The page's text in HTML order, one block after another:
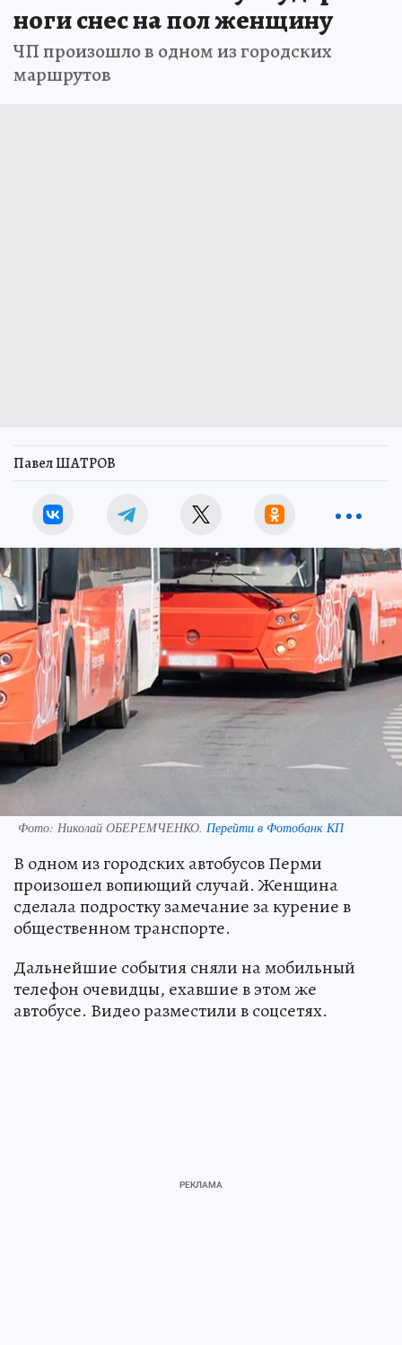
ноги снес на пол женщину
ЧП произошло в одном из городских
маршрутов
Павел ШАТРОВ
Фото: Николай ОБЕРЕМЧЕНКО. Перейти в Фотобанк КП
В одном из городских автобусов Перми
произошел вопиющий случай. Женщина
сделала подростку замечание за курение в
общественном транспорте.
Дальнейшие события сняли на мобильный
телефон очевидцы, ехавшие в этом же
автобусе. Видео разместили в соцсетях.